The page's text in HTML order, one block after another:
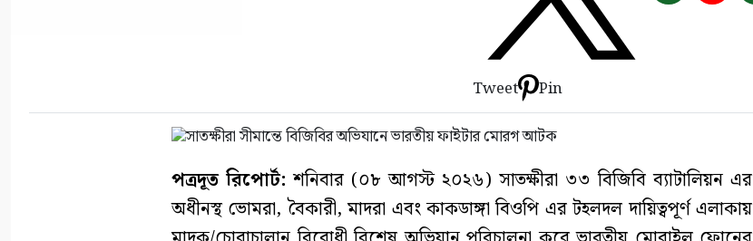
Tweet Pin
পত্রদূত রিপোর্ট: শনিবার (০৮ আগস্ট ২০২৬) সাতক্ষীরা ৩৩ বিজিবি ব্যাটালিয়ন এর
অধীনস্থ ভোমরা, বৈকারী, মাদরা এবং কাকডাঙ্গা বিওপি এর টহলদল দায়িত্বপূর্ণ এলাকায়